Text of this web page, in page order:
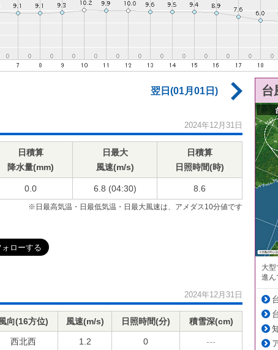
翌日(01月01日)
2024年12月31日
日積算
降水量(mm)
日最大
風速(m/s)
日積算
日照時間(時)
0.0 6.8 (04:30) 8.6
※日最高気温・日最低気温・日最大風速は、アメダス10分値です
2024年12月31日
向(16方位) 風速(m/s) 日照時間(分) 積雪深(cm)
西北西 1.2 0 ---
台
大
進ん